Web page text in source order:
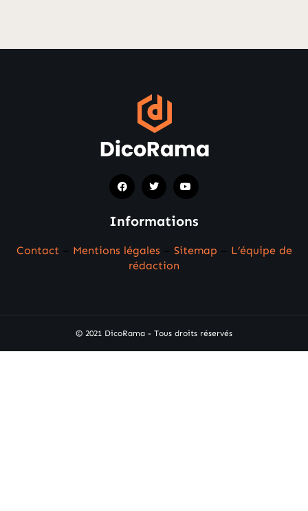
Informations
Contact Mentions légales Sitemap
L’équipe de
rédaction
© 2021 DicoRama - Tous droits réservés